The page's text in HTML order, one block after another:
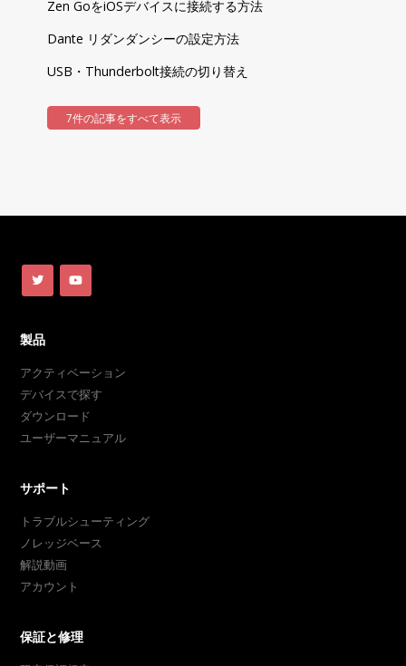
Zen GoをiOSデバイスに接続する方法
Dante リダンダンシーの設定方法
USB・Thunderbolt接続の切り替え
7件の記事をすべて表示
製品
アクティベーション
デバイスで探す
ダウンロード
ユーザーマニュアル
サポート
トラブルシューティング
ノレッジベース
解説動画
アカウント
保証と修理